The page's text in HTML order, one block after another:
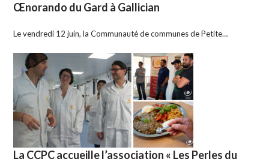
Œnorando du Gard à Gallician
Le vendredi 12 juin, la Communauté de communes de Petite…
La CCPC accueille l’association « Les Perles du